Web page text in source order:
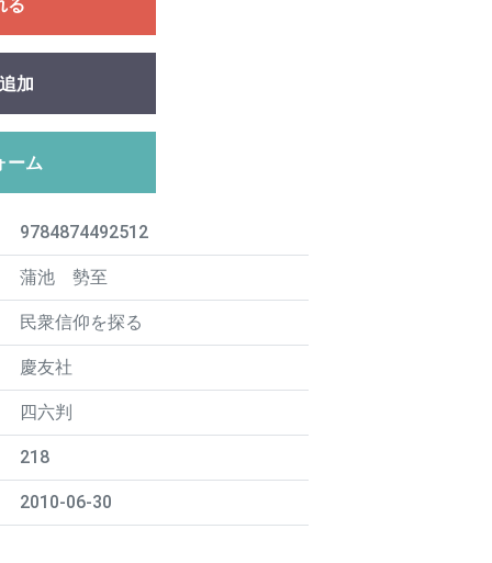
る
加
ーム
9784874492512
蒲池 勢至
民衆信仰を探る
慶友社
四六判
218
2010-06-30